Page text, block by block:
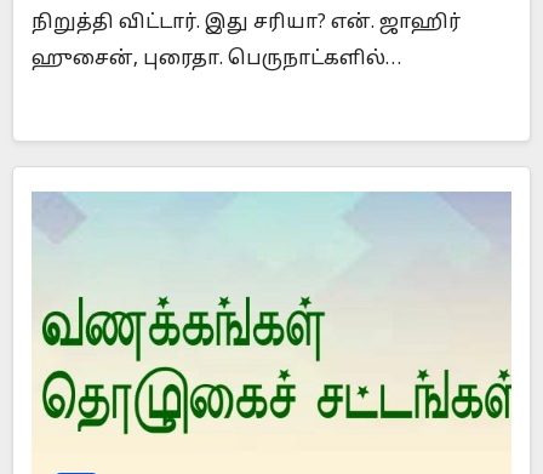
நிறுத்தி விட்டார். இது சரியா? என். ஜாஹிர்
ஹுசைன், புரைதா. பெருநாட்களில்…